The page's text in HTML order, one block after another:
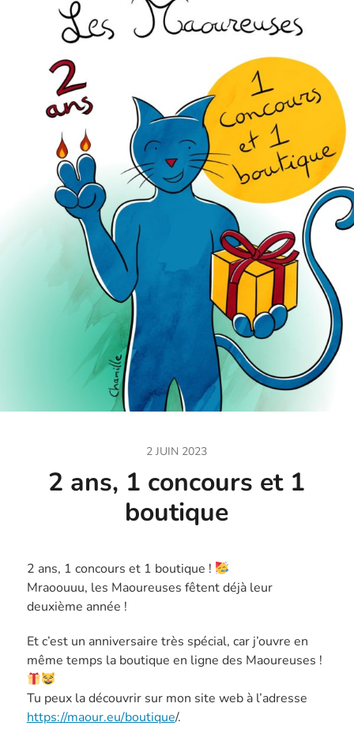
2 JUIN 2023
2 ans, 1 concours et 1
boutique
2 ans, 1 concours et 1 boutique !
Mraoouuu, les Maoureuses fêtent déjà leur
deuxième année !
Et c’est un anniversaire très spécial, car j’ouvre en
même temps la boutique en ligne des Maoureuses !
Tu peux la découvrir sur mon site web à l’adresse
https://maour.eu/boutique/.